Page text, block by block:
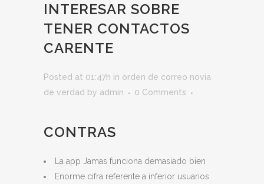
INTERESAR SOBRE
TENER CONTACTOS
CARENTE
Posted at 01:47h in orden de correo novia
de verdad by admin 0 Comments
CONTRAS
La app Jamas funciona demasiado bien
Enorme cifra referente a inferior usuarios